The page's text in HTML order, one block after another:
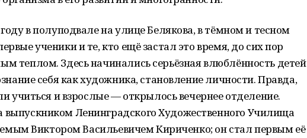
в полуподвале на улице Белякова, в тёмном и тесном
ученики и те, кто ещё застал это время, до сих пор
теплом. Здесь начинались серьёзная влюблённость детей
себя как художника, становление личности. Правда,
учиться и взрослые — открылось вечернее отделение.
Ленинградского Художественного Училища
Виктором Васильевичем Кириченко; он стал первым её